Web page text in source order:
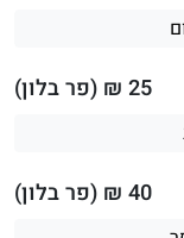
25 ₪ (פר בלון)
40 ₪ (פר בלון)